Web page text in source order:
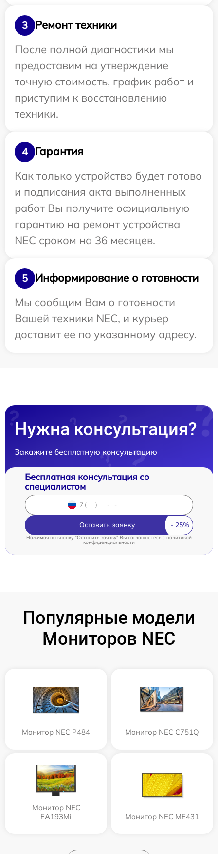
3
Ремонт техники
После полной диагностики мы
предоставим на утверждение
точную стоимость, график работ и
приступим к восстановлению
техники.
4
Гарантия
Как только устройство будет готово
и подписания акта выполненных
работ Вы получите официальную
гарантию на ремонт устройства
NEC сроком на 36 месяцев.
5
Информирование о готовности
Мы сообщим Вам о готовности
Вашей техники NEC, и курьер
доставит ее по указанному адресу.
Нужна консультация?
Закажите бесплатную консультацию
Бесплатная консультация со
специалистом
Оставить заявку
Нажимая на кнопку "Оставить заявку" Вы соглашаетесь cполитикой
конфиденциальности
Популярные модели
Мониторов NEC
Монитор NEC P484 Монитор NEC C751Q
Монитор NEC
EA193Mi
Монитор NEC ME431